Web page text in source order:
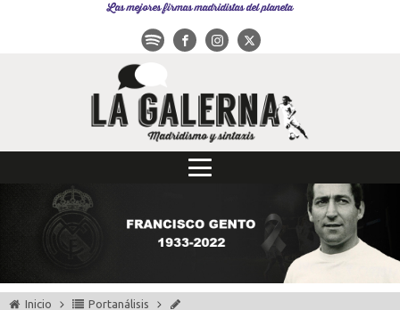
Las mejores firmas madridistas del planeta
Inicio
Portanálisis